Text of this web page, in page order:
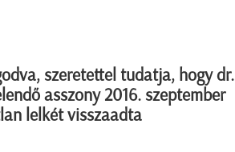
szeretettel tudatja, hogy dr.
asszony 2016. szeptember
lelkét visszaadta